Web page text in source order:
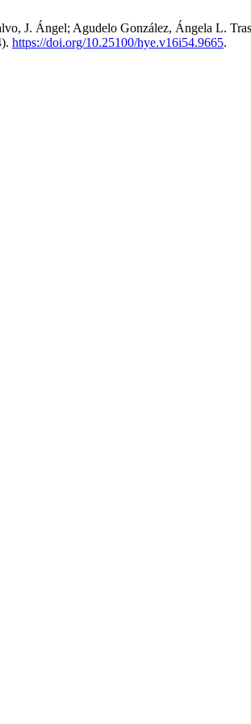
J. Ángel; Agudelo González, Ángela L.
https://doi.org/10.25100/hye.v16i54.9665.